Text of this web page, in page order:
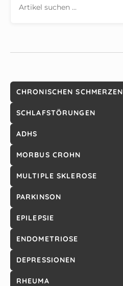
CHRONISCHEN SCHMERZEN
SCHLAFSTÖRUNGEN
ADHS
MORBUS CROHN
MULTIPLE SKLEROSE
PARKINSON
EPILEPSIE
ENDOMETRIOSE
DEPRESSIONEN
RHEUMA